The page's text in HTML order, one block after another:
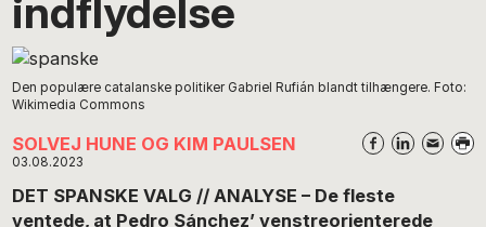
indflydelse
Den populære catalanske politiker Gabriel Rufián blandt tilhængere. Foto:
Wikimedia Commons
SOLVEJ HUNE OG KIM PAULSEN
03.08.2023
DET SPANSKE VALG // ANALYSE – De fleste
ventede, at Pedro Sánchez’ venstreorienterede